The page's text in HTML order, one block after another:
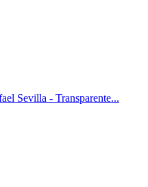
Sevilla - Transparente...